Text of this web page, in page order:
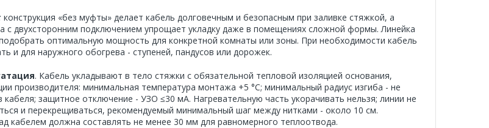
конструкция «без муфты» делает кабель долговечным и безопасным при заливке стяжкой, а
с двухсторонним подключением упрощает укладку даже в помещениях сложной формы. Линейка
оптимальную мощность для конкретной комнаты или зоны. При необходимости кабель
и для наружного обогрева - ступеней, пандусов или дорожек.
. Кабель укладывают в тело стяжки с обязательной тепловой изоляцией основания,
производителя: минимальная температура монтажа +5 °C; минимальный радиус изгиба - не
защитное отключение - УЗО ≤30 мА. Нагревательную часть укорачивать нельзя; линии не
и перекрещиваться, рекомендуемый минимальный шаг между нитками - около 10 см.
кабелем должна составлять не менее 30 мм для равномерного теплоотвода.